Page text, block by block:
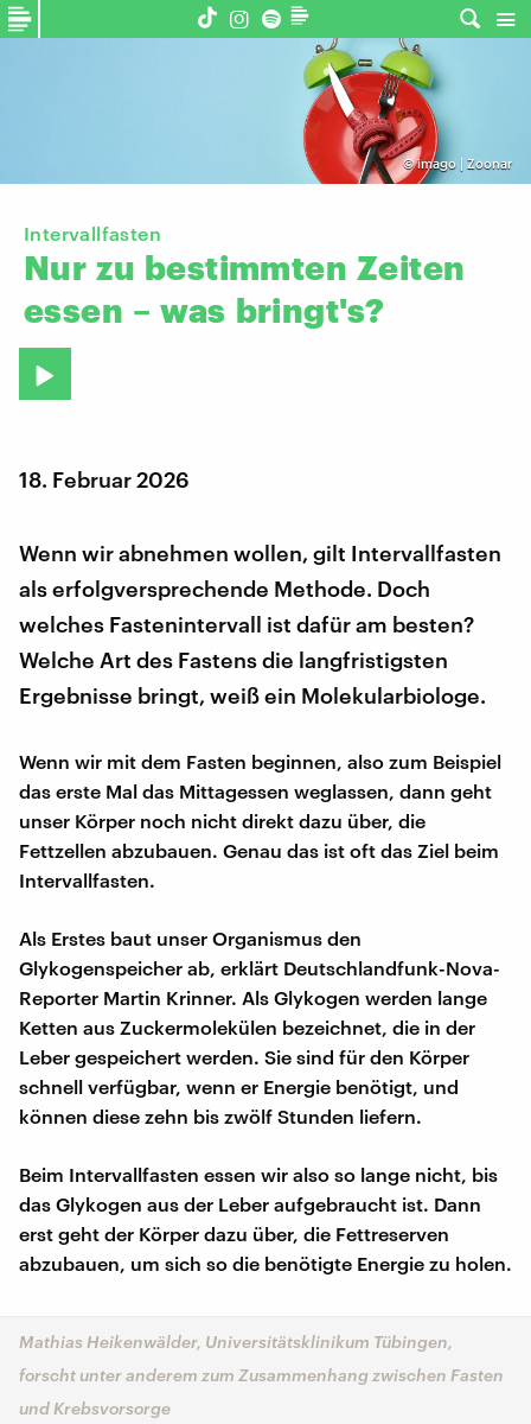
©imago | Zoonar
Intervallfasten
Nur zu bestimmten Zeiten
essen – was bringt's?
18. Februar 2026
Wenn wir abnehmen wollen, gilt Intervallfasten
als erfolgversprechende Methode. Doch
welches Fastenintervall ist dafür am besten?
Welche Art des Fastens die langfristigsten
Ergebnisse bringt, weiß ein Molekularbiologe.
Wenn wir mit dem Fasten beginnen, also zum Beispiel
das erste Mal das Mittagessen weglassen, dann geht
unser Körper noch nicht direkt dazu über, die
Fettzellen abzubauen. Genau das ist oft das Ziel beim
Intervallfasten.
Als Erstes baut unser Organismus den
Glykogenspeicher ab, erklärt Deutschlandfunk-Nova-
Reporter Martin Krinner. Als Glykogen werden lange
Ketten aus Zuckermolekülen bezeichnet, die in der
Leber gespeichert werden. Sie sind für den Körper
schnell verfügbar, wenn er Energie benötigt, und
können diese zehn bis zwölf Stunden liefern.
Beim Intervallfasten essen wir also so lange nicht, bis
das Glykogen aus der Leber aufgebraucht ist. Dann
erst geht der Körper dazu über, die Fettreserven
abzubauen, um sich so die benötigte Energie zu holen.
Mathias Heikenwälder, Universitätsklinikum Tübingen,
forscht unter anderem zum Zusammenhang zwischen Fasten
und Krebsvorsorge